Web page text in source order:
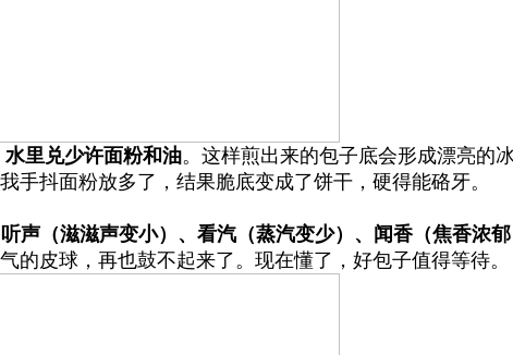
水里兑少许面粉和油。这样煎出来的包子底会形成漂亮的
手抖面粉放多了，结果脆底变成了饼干，硬得能硌牙。
听声（滋滋声变小）、看汽（蒸汽变少）、闻香（焦香浓郁
的皮球，再也鼓不起来了。现在懂了，好包子值得等待。